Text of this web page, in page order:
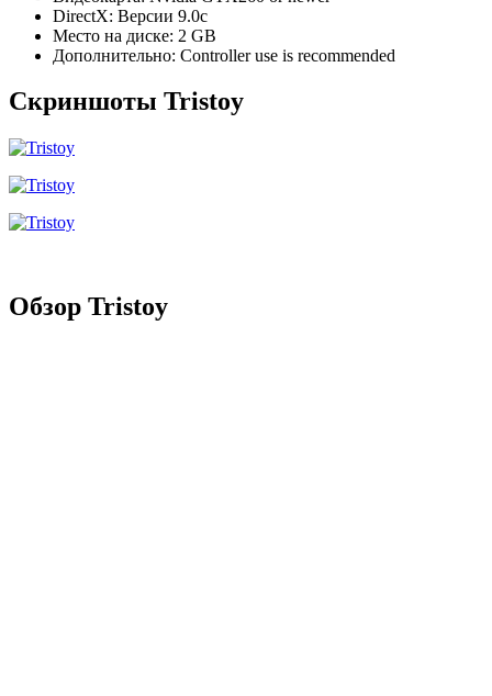
DirectX: Версии 9.0c
Место на диске: 2 GB
Дополнительно: Controller use is recommended
Скриншоты Tristoy
Обзор Tristoy